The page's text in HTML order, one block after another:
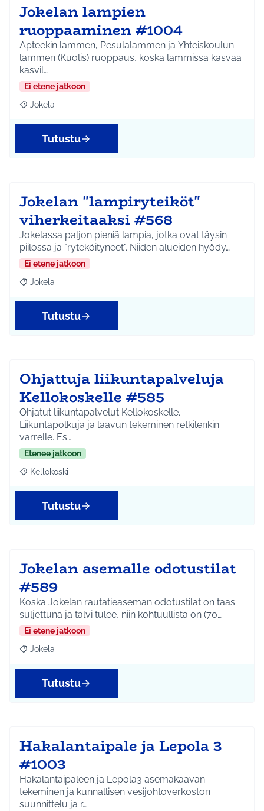
Jokelan lampien
ruoppaaminen #1004
Apteekin lammen, Pesulalammen ja Yhteiskoulun
lammen (Kuolis) ruoppaus, koska lammissa kasvaa
kasvil…
Ei etene jatkoon
Rajaa tulokset aihepiirin mukaan: Jokela
Jokela
Tutustu
Jokelan "lampiryteiköt"
viherkeitaaksi #568
Jokelassa paljon pieniä lampia, jotka ovat täysin
piilossa ja "ryteköityneet". Niiden alueiden hyödy…
Ei etene jatkoon
Rajaa tulokset aihepiirin mukaan: Jokela
Jokela
Tutustu
Ohjattuja liikuntapalveluja
Kellokoskelle #585
Ohjatut liikuntapalvelut Kellokoskelle.
Liikuntapolkuja ja laavun tekeminen retkilenkin
varrelle. Es…
Etenee jatkoon
Rajaa tulokset aihepiirin mukaan: Kellokoski
Kellokoski
Tutustu
Jokelan asemalle odotustilat
#589
Koska Jokelan rautatieaseman odotustilat on taas
suljettuna ja talvi tulee, niin kohtuullista on (70…
Ei etene jatkoon
Rajaa tulokset aihepiirin mukaan: Jokela
Jokela
Tutustu
Hakalantaipale ja Lepola 3
#1003
Hakalantaipaleen ja Lepola3 asemakaavan
tekeminen ja kunnallisen vesijohtoverkoston
suunnittelu ja r…